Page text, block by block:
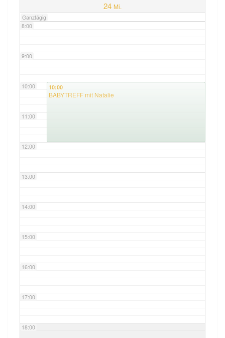
24 Mi.
Ganztägig
8:00
9:00
10:00
11:00
12:00
13:00
14:00
15:00
16:00
17:00
18:00
10:00
BABYTREFF mit Natalie